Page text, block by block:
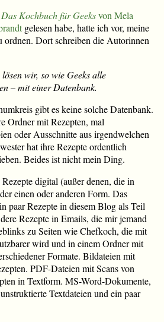
Das Kochbuch für Geeksvon Mela
gelesen habe, hatte ich vor, meine
ordnen. Dort schreiben die Autorinnen
wir, so wie Geeks alle
– mit einer Datenbank.
gibt es keine solche Datenbank.
Ordner mit Rezepten, mal
oder Ausschnitte aus irgendwelchen
hat ihre Rezepte ordentlich
Beides ist nicht mein Ding.
digital (außer denen, die in
einen oder anderen Form. Das
paar Rezepte in diesem Blog als Teil
Rezepte in Emails, die mir jemand
zu Seiten wie Chefkoch, die mit
wird und in einem Ordner mit
Formate. Bildateien mit
PDF-Dateien mit Scans von
in Textform. MS-Word-Dokumente,
Textdateien und ein paar